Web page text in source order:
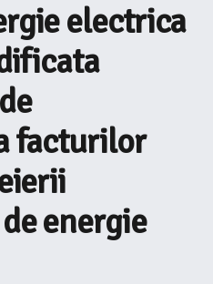
electrica
facturilor
energie